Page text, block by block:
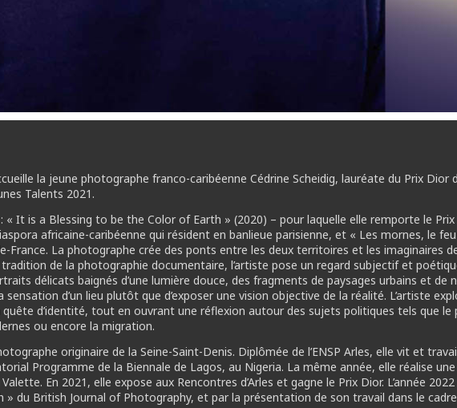
la jeune photographe franco-caribéenne Cédrine Scheidig, lauréate du Prix Dior
Talents 2021.
« It is a Blessing to be the Color of Earth » (2020) – pour laquelle elle remporte le
africaine-caribéenne qui résident en banlieue parisienne, et « Les mornes, le
France. La photographe crée des ponts entre les deux territoires et les imaginaires
de la photographie documentaire, l’artiste pose un regard subjectif et
délicats baignés d’une lumière douce, des fragments de paysages urbains et de
d’un lieu plutôt que d’exposer une vision objective de la réalité. L’artiste
d’identité, tout en ouvrant une réflexion autour des sujets politiques tels que le
ou encore la migration.
originaire de la Seine-Saint-Denis. Diplômée de l’ENSP Arles, elle vit et
Programme de la Biennale de Lagos, au Nigeria. La même année, elle réalise
En 2021, elle expose aux Rencontres d’Arles et gagne le Prix Dior. L’année
du British Journal of Photography, et par la présentation de son travail dans le